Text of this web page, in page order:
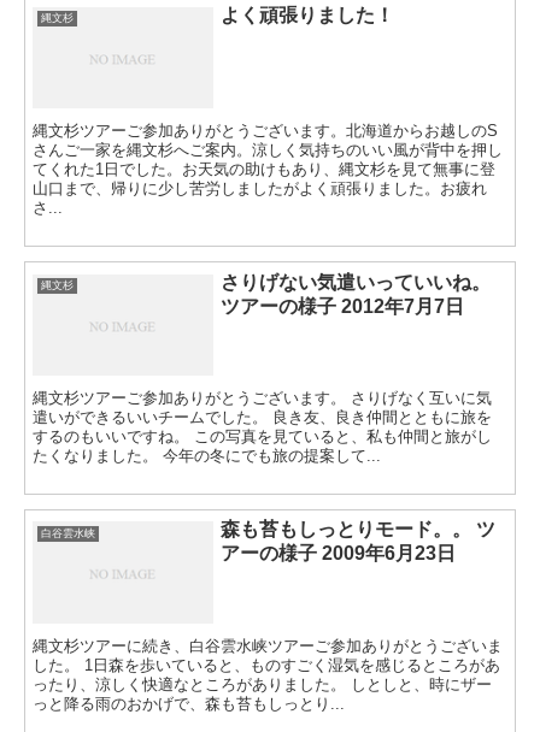
縄文杉 よく頑張りました！
縄文杉ツアーご参加ありがとうございます。北海道からお越しのS
さんご一家を縄文杉へご案内。涼しく気持ちのいい風が背中を押し
てくれた1日でした。お天気の助けもあり、縄文杉を見て無事に登
山口まで、帰りに少し苦労しましたがよく頑張りました。お疲れ
さ...
縄文杉
さりげない気遣いっていいね。
ツアーの様子 2012年7月7日
縄文杉ツアーご参加ありがとうございます。 さりげなく互いに気
遣いができるいいチームでした。 良き友、良き仲間とともに旅を
するのもいいですね。 この写真を見ていると、私も仲間と旅がし
たくなりました。 今年の冬にでも旅の提案して...
白谷雲水峡
森も苔もしっとりモード。。 ツ
アーの様子 2009年6月23日
縄文杉ツアーに続き、白谷雲水峡ツアーご参加ありがとうございま
した。 1日森を歩いていると、ものすごく湿気を感じるところがあ
ったり、涼しく快適なところがありました。 しとしと、時にザー
っと降る雨のおかげで、森も苔もしっとり...